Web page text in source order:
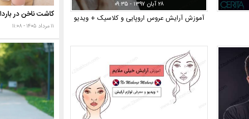
۲۸ آبان ۱۳۹۷ - ۰۹:۳۵
آموزش آرایش عروس اروپایی و کلاسیک + ویدیو
۱۱ مرداد ۱۴۰۵ - ۱۱:۰۸